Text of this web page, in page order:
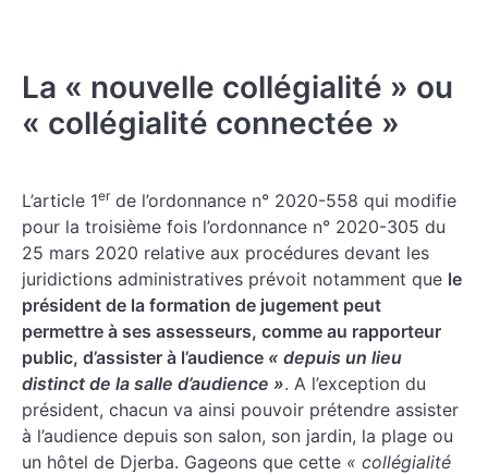
La « nouvelle collégialité » ou
« collégialité connectée »
L’article 1er de l’ordonnance n° 2020-558 qui modifie
pour la troisième fois l’ordonnance n° 2020-305 du
25 mars 2020 relative aux procédures devant les
juridictions administratives prévoit notamment que le
président de la formation de jugement peut
permettre à ses assesseurs, comme au rapporteur
public, d’assister à l’audience « depuis un lieu
distinct de la salle d’audience ». A l’exception du
président, chacun va ainsi pouvoir prétendre assister
à l’audience depuis son salon, son jardin, la plage ou
un hôtel de Djerba. Gageons que cette « collégialité